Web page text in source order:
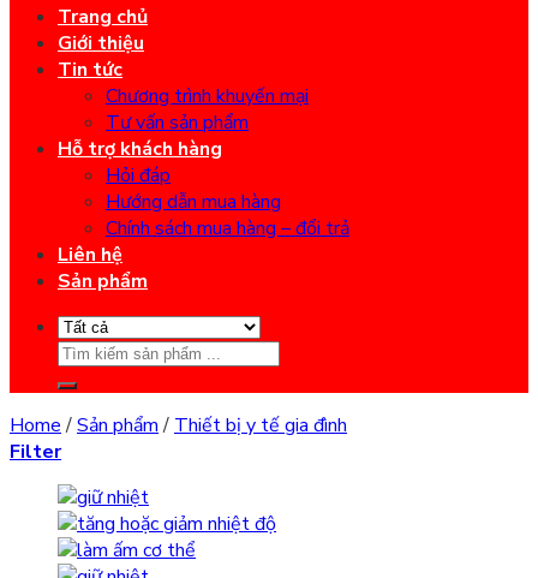
Trang chủ
Giới thiệu
Tin tức
Chương trình khuyến mại
Tư vấn sản phẩm
Hỗ trợ khách hàng
Hỏi đáp
Hướng dẫn mua hàng
Chính sách mua hàng – đổi trả
Liên hệ
Sản phẩm
Search
for:
Home /Sản phẩm / Thiết bị y tế gia đình
Filter